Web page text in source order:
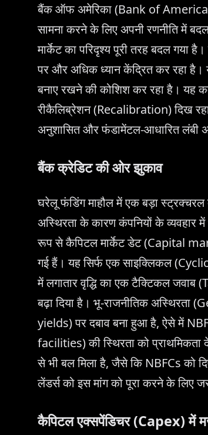
बैंक ऑफ अमेरिका (Bank of America)
सामना करने के लिए अपनी रणनीति में
मार्केट का परिदृश्य पूरी तरह बदल गया
पर और अधिक ध्यान केंद्रित कर रहा
बनाए रखने की कोशिश कर रहा है। यह
रीकैलिब्रेशन (Recalibration) दिख
अनुशासित और फंडामेंटल-आधारित लंबी
बैंक क्रेडिट की ओर झुकाव
घरेलू फंडिंग माहौल में एक बड़ा
अस्थिरता के कारण कंपनियों के व्यवहार
रूप से कैपिटल मार्केट डेट (Capital
गई हैं। यह सिर्फ एक साइक्लिकल
में लगातार वृद्धि का एक टैक्टिकल
बढ़ा दिया है। भू-राजनीतिक
yields) पर दबाव बना हुआ है, ऐसे में
facilities) की स्थिरता को
से भी बल मिला है, जैसे कि NBFCs को
लेंडर्स को इस मांग को पूरा करने के लिए
कैपिटल एक्सपेंडिचर (Capex) में